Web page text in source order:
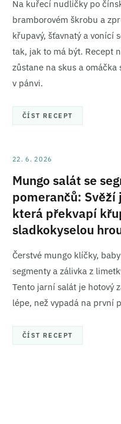
Na kuřecí nudličky po
bramborovém škrobu a
křupavý, šťavnatý a vonící
tak, jak to má být. Recept
zůstane na skus a
v pánvi.
ČÍST RECEPT
22. 6. 2026
Mungo salát se
pomerančů: Svěží
která překvapí
sladkokyselou
Čerstvé mungo klíčky,
segmenty a zálivka z
Tento jarní salát je hotový
lépe, než vypadá na první
ČÍST RECEPT